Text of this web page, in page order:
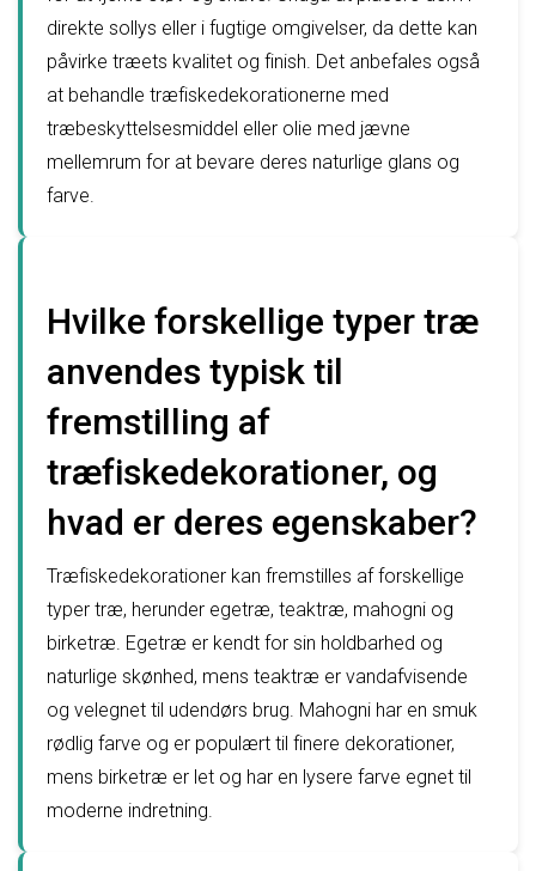
direkte sollys eller i fugtige omgivelser, da dette kan
påvirke træets kvalitet og finish. Det anbefales også
at behandle træfiskedekorationerne med
træbeskyttelsesmiddel eller olie med jævne
mellemrum for at bevare deres naturlige glans og
farve.
Hvilke forskellige typer træ
anvendes typisk til
fremstilling af
træfiskedekorationer, og
hvad er deres egenskaber?
Træfiskedekorationer kan fremstilles af forskellige
typer træ, herunder egetræ, teaktræ, mahogni og
birketræ. Egetræ er kendt for sin holdbarhed og
naturlige skønhed, mens teaktræ er vandafvisende
og velegnet til udendørs brug. Mahogni har en smuk
rødlig farve og er populært til finere dekorationer,
mens birketræ er let og har en lysere farve egnet til
moderne indretning.